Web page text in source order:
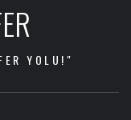
YOLU!"